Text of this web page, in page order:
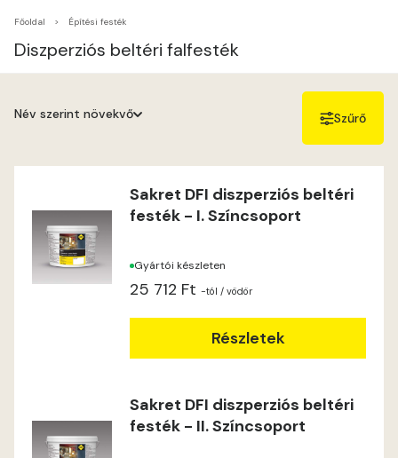
Főoldal Építési festék
Diszperziós beltéri falfesték
Név szerint növekvő
Ár szerint növekvő
Ár szerint csökkenő
Szűrő
Sakret DFI diszperziós beltéri
festék - I. Színcsoport
Gyártói készleten
25 712 Ft -tól / vödör
Részletek
Sakret DFI diszperziós beltéri
festék - II. Színcsoport